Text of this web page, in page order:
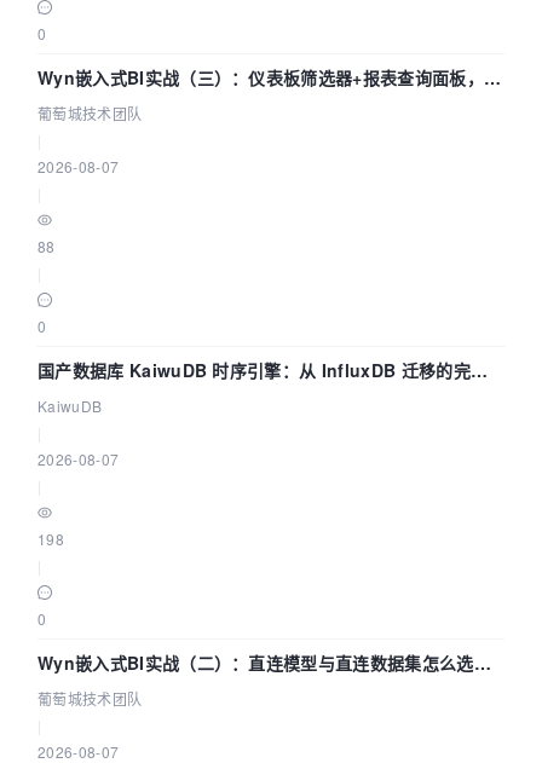
0
Wyn嵌入式BI实战（三）：仪表板筛选器+报表查询面板，参
数联动全闭环
葡萄城技术团队
2026-08-07
88
0
国产数据库 KaiwuDB 时序引擎：从 InfluxDB 迁移的完整
技术路径
KaiwuDB
2026-08-07
198
0
Wyn嵌入式BI实战（二）：直连模型与直连数据集怎么选，
参数为什么不生效？| 葡萄城技术团队
葡萄城技术团队
2026-08-07